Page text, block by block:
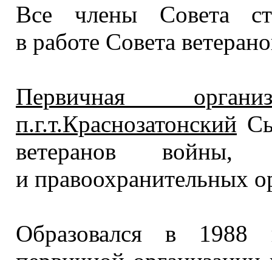
Все члены Совета
в работе Совета
Первичная
п.г.т.Краснозатонский
ветеранов
и правоохранительных
Образовался в 1988